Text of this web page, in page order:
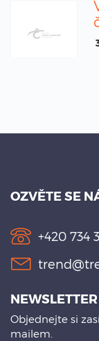
OZVĚTE SE
+420 734
NEWSLETTER
Objednejte si
mailem.